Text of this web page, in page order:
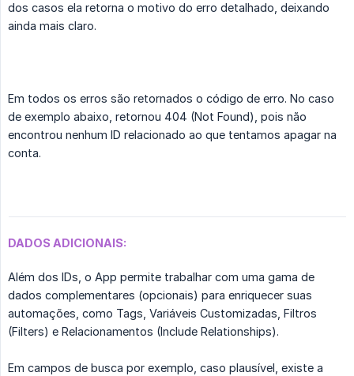
dos casos ela retorna o motivo do erro detalhado, deixando
ainda mais claro.
Em todos os erros são retornados o código de erro. No caso
de exemplo abaixo, retornou 404 (Not Found), pois não
encontrou nenhum ID relacionado ao que tentamos apagar na
conta.
DADOS ADICIONAIS:
Além dos IDs, o App permite trabalhar com uma gama de
dados complementares (opcionais) para enriquecer suas
automações, como Tags, Variáveis Customizadas, Filtros
(Filters) e Relacionamentos (Include Relationships).
Em campos de busca por exemplo, caso plausível, existe a